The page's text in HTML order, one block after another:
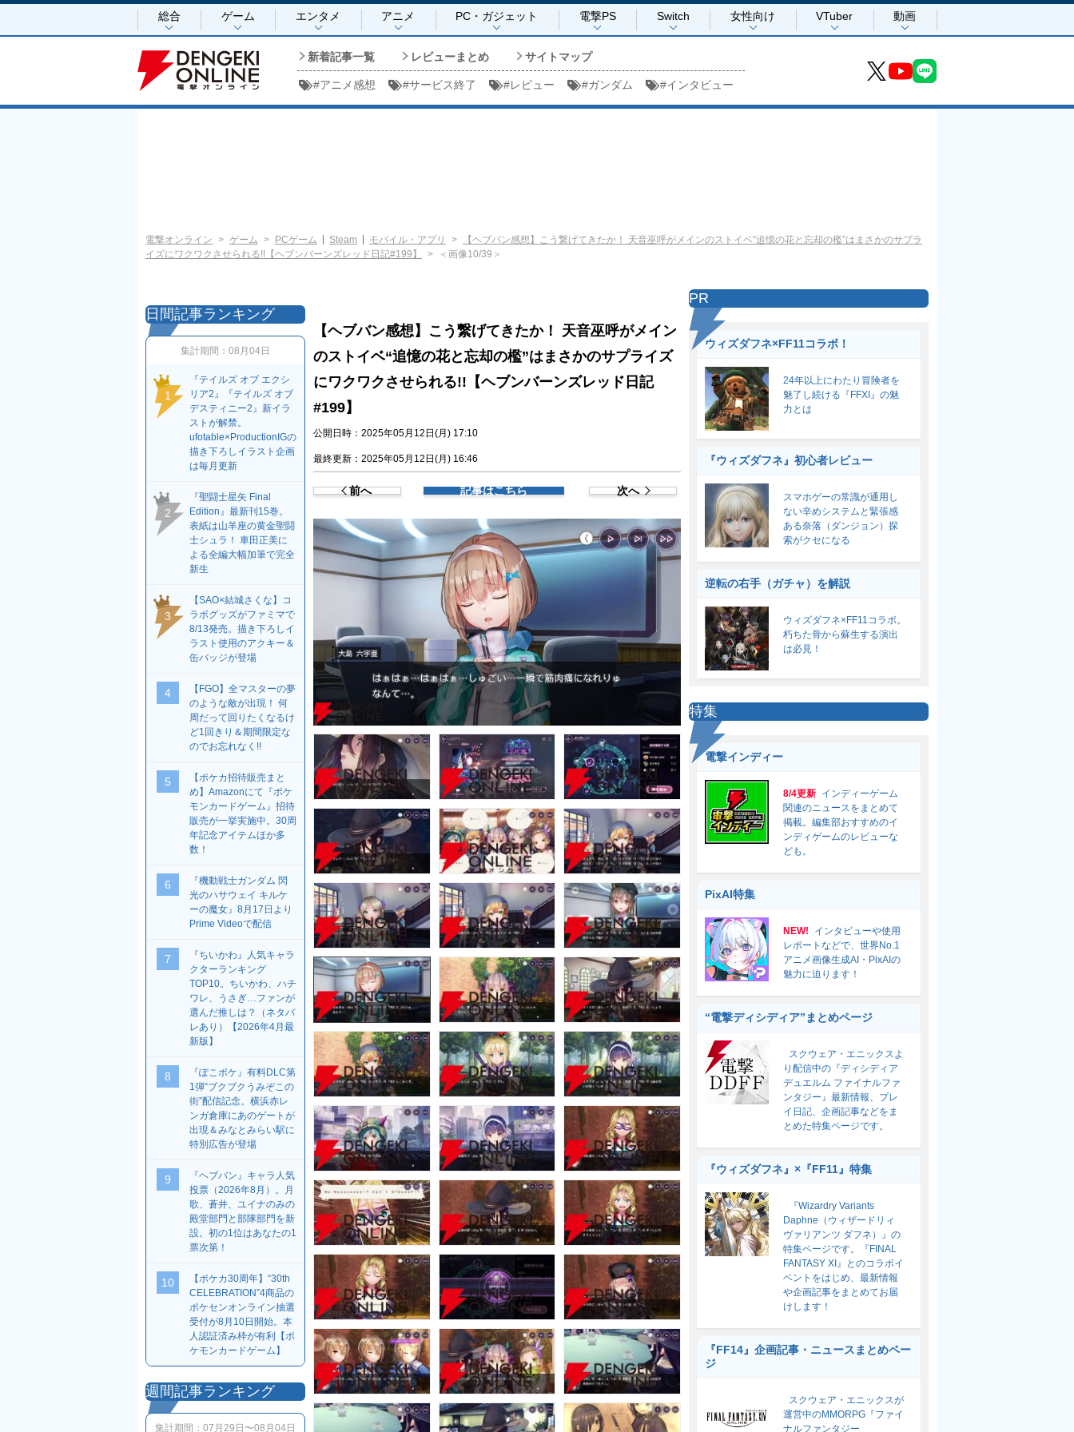
総合 ゲーム エンタメ アニメ PC・ガジェット 電撃PS Switch 女性向け VTuber 動画
新着記事一覧 レビューまとめ サイトマップ
#アニメ感想 #サービス終了 #レビュー #ガンダム #インタビュー
電撃オンライン ゲーム PCゲーム Steam モバイル・アプリ
【ヘブバン感想】こう繋げてきたか！ 天音巫呼がメインのストイベ“追憶の花と忘却の檻”はまさかのサプラ
イズにワクワクさせられる!!【ヘブンバーンズレッド日記#199】
＜画像10/39＞
【ヘブバン感想】こう繋げてきたか！ 天音巫呼がメイン
のストイベ“追憶の花と忘却の檻”はまさかのサプライズ
にワクワクさせられる!!【ヘブンバーンズレッド日記
#199】
公開日時：2025年05月12日(月) 17:10
最終更新：2025年05月12日(月) 16:46
前へ 記事はこちら 次へ
日間記事ランキング
集計期間： 08月04日
1
『テイルズ オブ エクシ
リア2』『テイルズ オブ
デスティニー2』新イラ
ストが解禁。
ufotable×ProductionIGの
描き下ろしイラスト企画
は毎月更新
2
『聖闘士星矢 Final
Edition』最新刊15巻。
表紙は山羊座の黄金聖闘
士シュラ！ 車田正美に
よる全編大幅加筆で完全
新生
3
【SAO×結城さくな】コ
ラボグッズがファミマで
8/13発売。描き下ろしイ
ラスト使用のアクキー＆
缶バッジが登場
4
【FGO】全マスターの夢
のような敵が出現！ 何
周だって回りたくなるけ
ど1回きり＆期間限定な
のでお忘れなく!!
5
【ポケカ招待販売まと
め】Amazonにて『ポケ
モンカードゲーム』招待
販売が一挙実施中。30周
年記念アイテムほか多
数！
6
『機動戦士ガンダム 閃
光のハサウェイ キルケ
ーの魔女』8月17日より
Prime Videoで配信
7
『ちいかわ』人気キャラ
クターランキング
TOP10。ちいかわ、ハチ
ワレ、うさぎ…ファンが
選んだ推しは？（ネタバ
レあり）【2026年4月最
新版】
8
『ぽこポケ』有料DLC第
1弾“ブクブクうみぞこの
街”配信記念。横浜赤レ
ンガ倉庫にあのゲートが
出現＆みなとみらい駅に
特別広告が登場
9
『ヘブバン』キャラ人気
投票（2026年8月）。月
歌、蒼井、ユイナのみの
殿堂部門と部隊部門を新
設。初の1位はあなたの1
票次第！
10
【ポケカ30周年】“30th
CELEBRATION”4商品の
ポケセンオンライン抽選
受付が8月10日開始。本
人認証済み枠が有利【ポ
ケモンカードゲーム】
週間記事ランキング
集計期間： 07月29日〜08月04日
PR
ウィズダフネ×FF11コラボ！
24年以上にわたり冒険者を
魅了し続ける『FFXI』の魅
力とは
『ウィズダフネ』初心者レビュー
スマホゲーの常識が通用し
ない辛めシステムと緊張感
ある奈落（ダンジョン）探
索がクセになる
逆転の右手（ガチャ）を解説
ウィズダフネ×FF11コラボ。
朽ちた骨から蘇生する演出
は必見！
特集
電撃インディー
8/4更新 インディーゲーム
関連のニュースをまとめて
掲載。編集部おすすめのイ
ンディゲームのレビューな
ども。
PixAI特集
NEW!
インタビューや使用
レポートなどで、世界No.1
アニメ画像生成AI・PixAIの
魅力に迫ります！
“電撃ディシディア”まとめページ
スクウェア・エニックスよ
り配信中の『ディシディア
デュエルム ファイナルファ
ンタジー』最新情報、プレ
イ日記、企画記事などをま
とめた特集ページです。
『ウィズダフネ』×『FF11』特集
『Wizardry Variants
Daphne（ウィザードリィ
ヴァリアンツ ダフネ）』の
特集ページです。『FINAL
FANTASY XI』とのコラボイ
ベントをはじめ、最新情報
や企画記事をまとめてお届
けします！
『FF14』企画記事・ニュースまとめペー
ジ
スクウェア・エニックスが
運営中のMMORPG『ファイ
ナルファンタジー